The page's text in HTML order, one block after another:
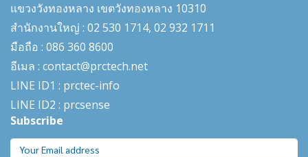
แขวงวังทองหลาง เขตวังทองหลาง 10310
สำนักงานใหญ่ : 02 530 1714, 02 932 1711
มือถือ : 086 360 8600
อีเมล : contact@prctech.net
LINE ID1 : prctec-info
LINE ID2 : prcsense
Subscribe